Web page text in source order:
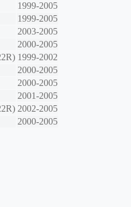
1999-2005
1999-2005
2003-2005
2000-2005
1999-2002
2000-2005
2000-2005
2001-2005
2002-2005
2000-2005